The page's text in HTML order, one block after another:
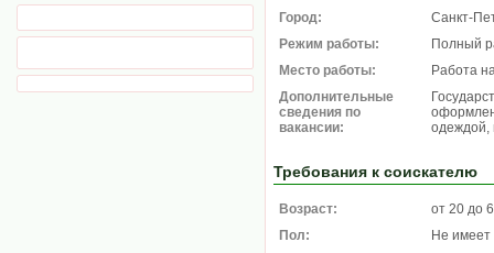
Город:
Санкт-
Режим работы:
Полный
Место работы:
Работа
Дополнительные
сведения по
вакансии:
одеждой,
Требования к соискателю
Возраст:
от 20 до
Пол:
Не имеет